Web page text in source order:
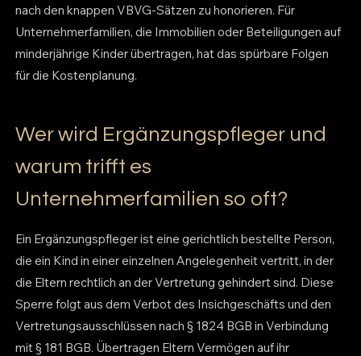
nach den knappen VBVG-Sätzen zu honorieren. Für
Unternehmerfamilien, die Immobilien oder Beteiligungen auf
minderjährige Kinder übertragen, hat das spürbare Folgen
für die Kostenplanung.
Wer wird Ergänzungspfleger und
warum trifft es
Unternehmerfamilien so oft?
Ein Ergänzungspfleger ist eine gerichtlich bestellte Person,
die ein Kind in einer einzelnen Angelegenheit vertritt, in der
die Eltern rechtlich an der Vertretung gehindert sind. Diese
Sperre folgt aus dem Verbot des Insichgeschäfts und den
Vertretungsausschlüssen nach § 1824 BGB in Verbindung
mit § 181 BGB. Übertragen Eltern Vermögen auf ihr